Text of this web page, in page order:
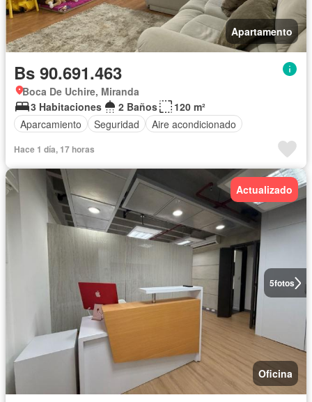
Apartamento
Bs 90.691.463
Boca De Uchire, Miranda
3 Habitaciones
2 Baños
120 m²
Aparcamiento
Seguridad Aire acondicionado
Hace 1 día, 17 horas
5fotos
Actualizado
Oficina